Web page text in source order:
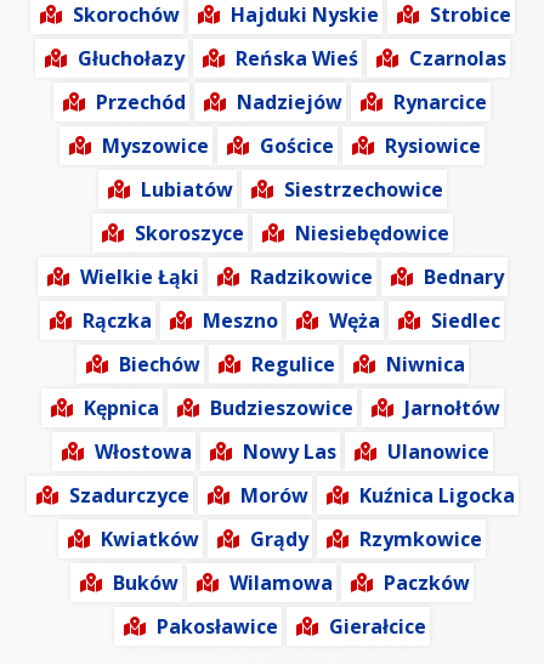
Skorochów
Hajduki Nyskie
Strobice
Głuchołazy
Reńska Wieś
Czarnolas
Przechód
Nadziejów
Rynarcice
Myszowice
Gościce
Rysiowice
Lubiatów
Siestrzechowice
Skoroszyce
Niesiebędowice
Wielkie Łąki
Radzikowice
Bednary
Rączka
Meszno Węża
Siedlec
Biechów
Regulice
Niwnica
Kępnica
Budzieszowice
Jarnołtów
Włostowa
Nowy Las
Ulanowice
Szadurczyce
Morów
Kuźnica Ligocka
Kwiatków
Grądy
Rzymkowice
Buków
Wilamowa
Paczków
Pakosławice
Gierałcice